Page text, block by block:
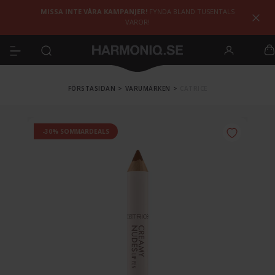
MISSA INTE VÅRA KAMPANJER! FYNDA BLAND TUSENTALS
VAROR!
FÖRSTASIDAN > VARUMÄRKEN >
-30% SOMMARDEALS